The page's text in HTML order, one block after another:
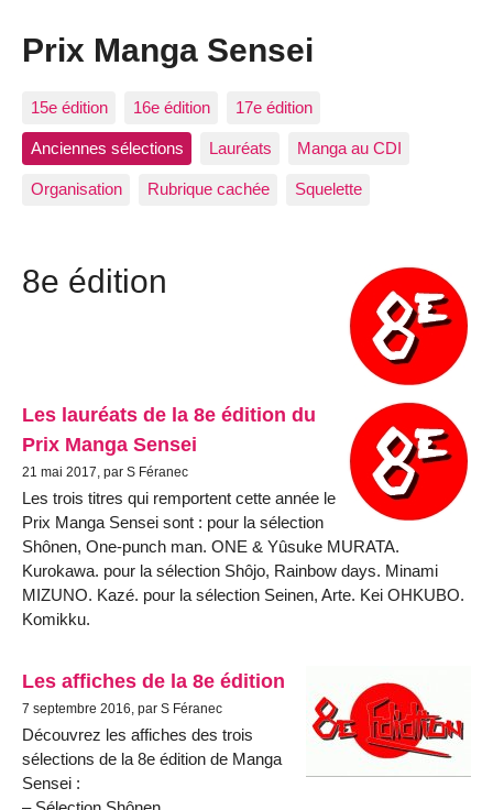
Prix Manga Sensei
15e édition 16e édition 17e édition
Anciennes sélections Lauréats Manga au CDI
Organisation Rubrique cachée Squelette
8e édition
Les lauréats de la 8e édition du
Prix Manga Sensei
21 mai 2017, par S Féranec
Les trois titres qui remportent cette année le
Prix Manga Sensei sont : pour la sélection
Shônen, One-punch man. ONE & Yûsuke MURATA.
Kurokawa. pour la sélection Shôjo, Rainbow days. Minami
MIZUNO. Kazé. pour la sélection Seinen, Arte. Kei OHKUBO.
Komikku.
Les affiches de la 8e édition
7 septembre 2016, par S Féranec
Découvrez les affiches des trois
sélections de la 8e édition de Manga
Sensei :